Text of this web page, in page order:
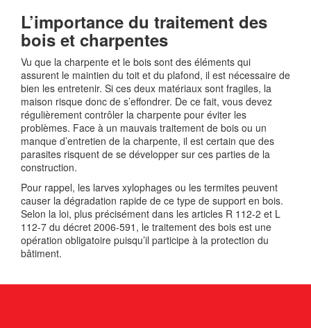
L’importance du traitement des
bois et charpentes
Vu que la charpente et le bois sont des éléments qui
assurent le maintien du toit et du plafond, il est nécessaire de
bien les entretenir. Si ces deux matériaux sont fragiles, la
maison risque donc de s’effondrer. De ce fait, vous devez
régulièrement contrôler la charpente pour éviter les
problèmes. Face à un mauvais traitement de bois ou un
manque d’entretien de la charpente, il est certain que des
parasites risquent de se développer sur ces parties de la
construction.
Pour rappel, les larves xylophages ou les termites peuvent
causer la dégradation rapide de ce type de support en bois.
Selon la loi, plus précisément dans les articles R 112-2 et L
112-7 du décret 2006-591, le traitement des bois est une
opération obligatoire puisqu’il participe à la protection du
bâtiment.